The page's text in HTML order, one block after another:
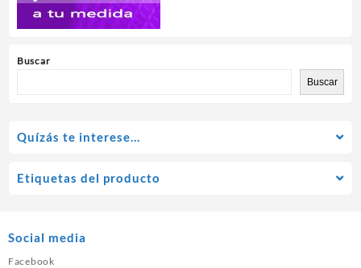
Buscar
Buscar
Quízás te interese…
Etiquetas del producto
Social media
Facebook